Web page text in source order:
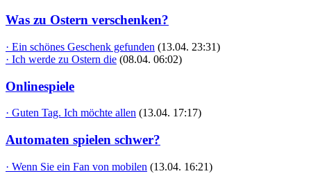
Was zu Ostern verschenken?
· Ein schönes Geschenk gefunden (13.04. 23:31)
· Ich werde zu Ostern die (08.04. 06:02)
Onlinespiele
· Guten Tag. Ich möchte allen (13.04. 17:17)
Automaten spielen schwer?
· Wenn Sie ein Fan von mobilen (13.04. 16:21)